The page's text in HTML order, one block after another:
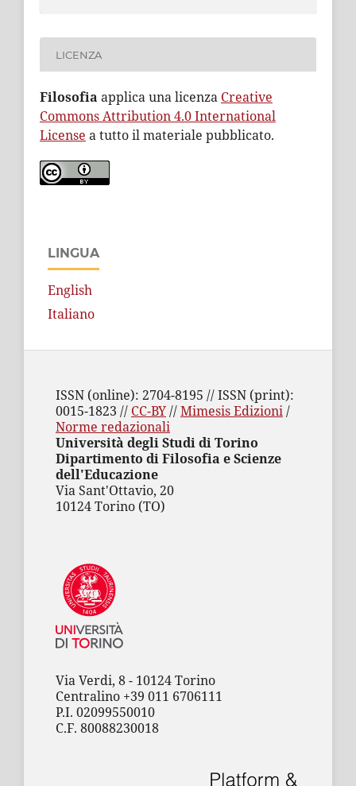
LICENZA
Filosofia applica una licenza Creative
Commons Attribution 4.0 International
License a tutto il materiale pubblicato.
LINGUA
English
Italiano
ISSN (online): 2704-8195 // ISSN (print):
0015-1823 // CC-BY//Mimesis Edizioni/
Norme redazionali
Università degli Studi di Torino
Dipartimento di Filosofia e Scienze
dell'Educazione
Via Sant'Ottavio, 20
10124 Torino (TO)
Via Verdi, 8 - 10124 Torino
Centralino +39 011 6706111
P.I. 02099550010
C.F. 80088230018